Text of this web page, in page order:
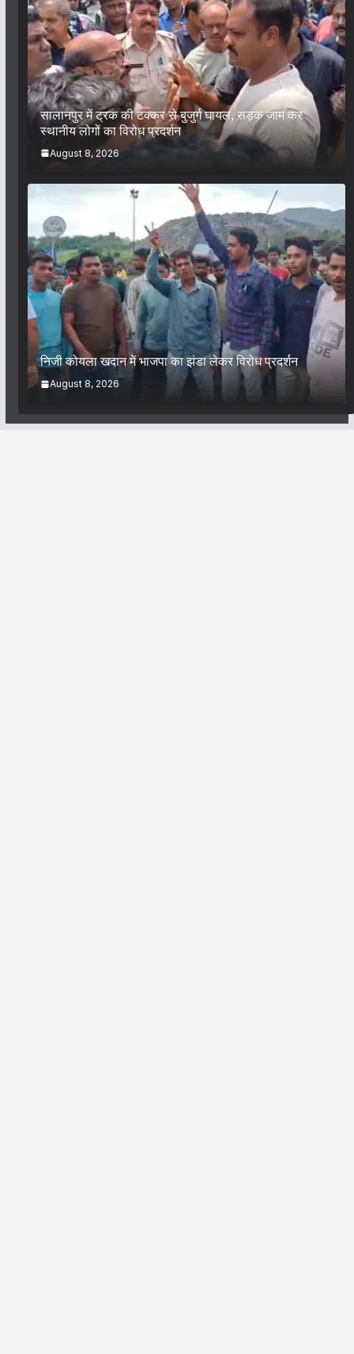
सालानपुर में ट्रक की टक्कर से बुजुर्ग घायल, सड़क जाम कर
स्थानीय लोगों का विरोध प्रदर्शन
August 8, 2026
निजी कोयला खदान में भाजपा का झंडा लेकर विरोध प्रदर्शन
August 8, 2026